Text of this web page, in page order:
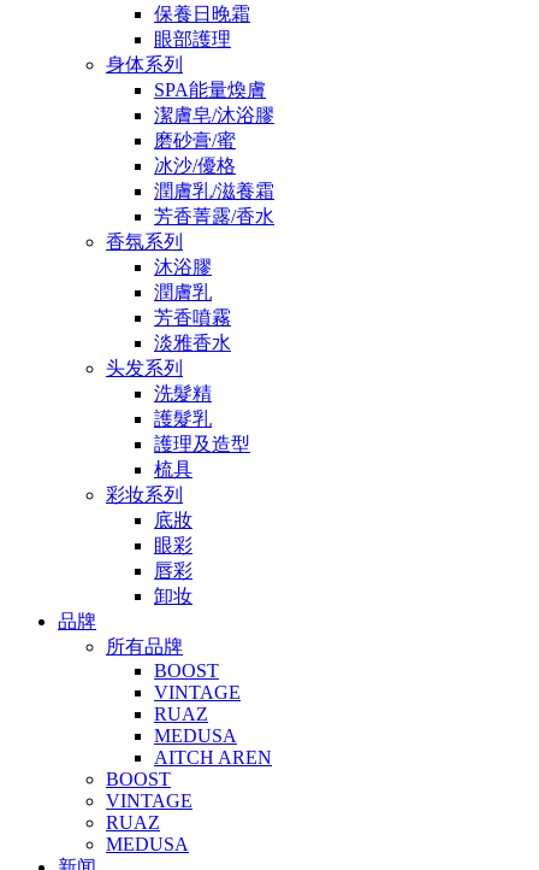
保養日晚霜
眼部護理
身体系列
SPA能量煥膚
潔膚皂/沐浴膠
磨砂膏/蜜
冰沙/優格
潤膚乳/滋養霜
芳香菁露/香水
香氛系列
沐浴膠
潤膚乳
芳香噴霧
淡雅香水
头发系列
洗髮精
護髮乳
護理及造型
梳具
彩妆系列
底妝
眼彩
唇彩
卸妆
品牌
所有品牌
BOOST
VINTAGE
RUAZ
MEDUSA
AITCH AREN
BOOST
VINTAGE
RUAZ
MEDUSA